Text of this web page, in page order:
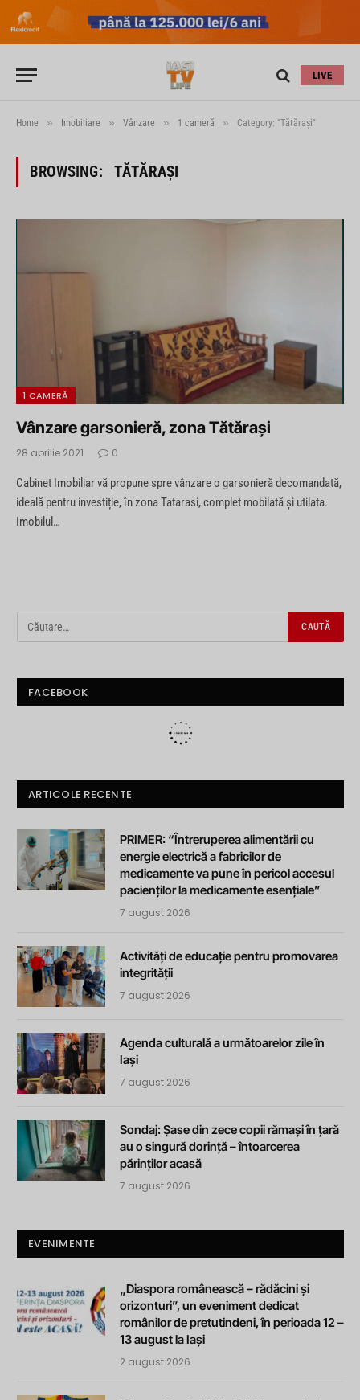
LIVE
Home » Imobiliare » Vânzare » 1 cameră » Category: "Tătărași"
BROWSING: TĂTĂRAȘI
1 CAMERĂ
Vânzare garsonieră, zona Tătărași
28 aprilie 2021 0
Cabinet Imobiliar vă propune spre vânzare o garsonieră decomandată,
ideală pentru investiție, în zona Tatarasi, complet mobilată și utilata.
Imobilul…
FACEBOOK
ARTICOLE RECENTE
PRIMER: “Întreruperea alimentării cu
energie electrică a fabricilor de
medicamente va pune în pericol accesul
pacienților la medicamente esențiale”
7 august 2026
Activități de educație pentru promovarea
integrității
7 august 2026
Agenda culturală a următoarelor zile în
Iași
7 august 2026
Sondaj: Șase din zece copii rămași în țară
au o singură dorință – întoarcerea
părinților acasă
7 august 2026
EVENIMENTE
„Diaspora românească – rădăcini și
orizonturi”, un eveniment dedicat
românilor de pretutindeni, în perioada 12 –
13 august la Iași
2 august 2026